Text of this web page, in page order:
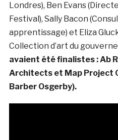
Londres), Ben Evans
Festival), Sally Bacon
apprentissage) et Eliza
Collection d’art du
avaient été finalistes : Ab
Architects et Map Project
Barber Osgerby).